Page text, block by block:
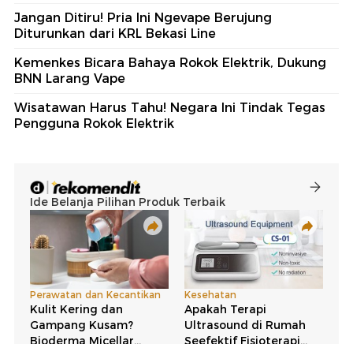
Jangan Ditiru! Pria Ini Ngevape Berujung
Diturunkan dari KRL Bekasi Line
Kemenkes Bicara Bahaya Rokok Elektrik, Dukung
BNN Larang Vape
Wisatawan Harus Tahu! Negara Ini Tindak Tegas
Pengguna Rokok Elektrik